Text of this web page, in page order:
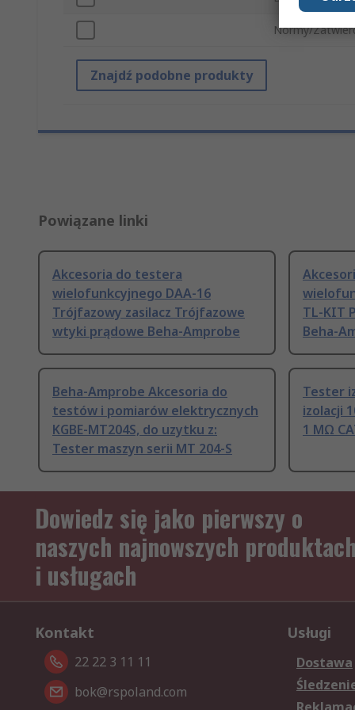
Normy/
Znajdź podobne produkty
Powiązane linki
Akcesoria do testera
wielofunkcyjnego DAA-16
Trójfazowy zasilacz Trójfazowe
wtyki prądowe Beha-Amprobe
TL-KIT
Beha-
Beha-Amprobe Akcesoria do
testów i pomiarów elektrycznych
KGBE-MT204S, do uzytku z:
Tester maszyn serii MT 204-S
Tester
izolacji
1 MΩ
Dowiedz się jako pierwszy o
naszych najnowszych produktach
i usługach
Kontakt
22 22 3 11 11
bok@rspoland.com
Usługi
Dostawa